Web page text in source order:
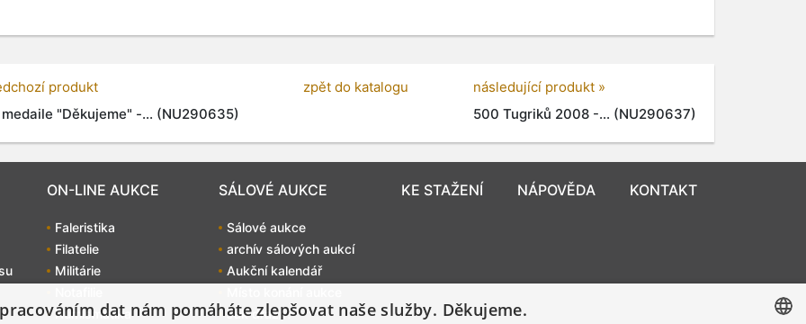
produkt
medaile "Děkujeme" -... (NU290635)
zpět do katalogu
následující produkt »
500 Tugriků 2008 -... (NU290637)
ON-LINE AUKCE
Faleristika
Filatelie
Militárie
Numismatika
SÁLOVÉ AUKCE
Sálové aukce
archív sálových aukcí
Aukční kalendář
Jak dražit?
KE STAŽENÍ NÁPOVĚDA KONTAKT
dat nám pomáháte zlepšovat naše služby. Děkujeme.